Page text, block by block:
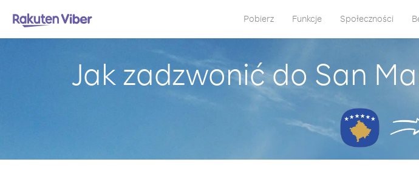
Pobierz Funkcje Społeczności
Jak zadzwonić do San